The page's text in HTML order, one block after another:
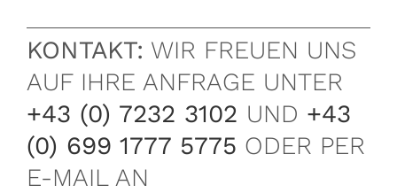
KONTAKT: WIR FREUEN UNS
AUF IHRE ANFRAGE UNTER
+43 (0) 7232 3102 UND +43
(0) 699 1777 5775 ODER PER
E-MAIL AN